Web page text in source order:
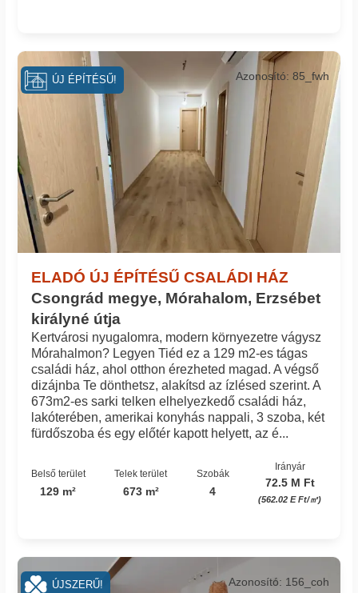
ELADÓ ÚJ ÉPÍTÉSŰ CSALÁDI HÁZ
Csongrád megye, Mórahalom, Erzsébet
királyné útja
Azonosító: 85_fwh
Kertvárosi nyugalomra, modern környezetre vágysz
Mórahalmon? Legyen Tiéd ez a 129 m2-es tágas
családi ház, ahol otthon érezheted magad. A végső
dizájnba Te dönthetsz, alakítsd az ízlésed szerint. A
673m2-es sarki telken elhelyezkedő családi ház,
lakóterében, amerikai konyhás nappali, 3 szoba, két
fürdőszoba és egy előtér kapott helyett, az é...
Belső terület
129 m²
Telek terület
673 m²
Szobák
4
Irányár
72.5 M Ft
(562.02 E Ft/㎡)
ÚJ ÉPÍTÉSŰ!
Azonosító: 156_coh
ÚJSZERŰ!